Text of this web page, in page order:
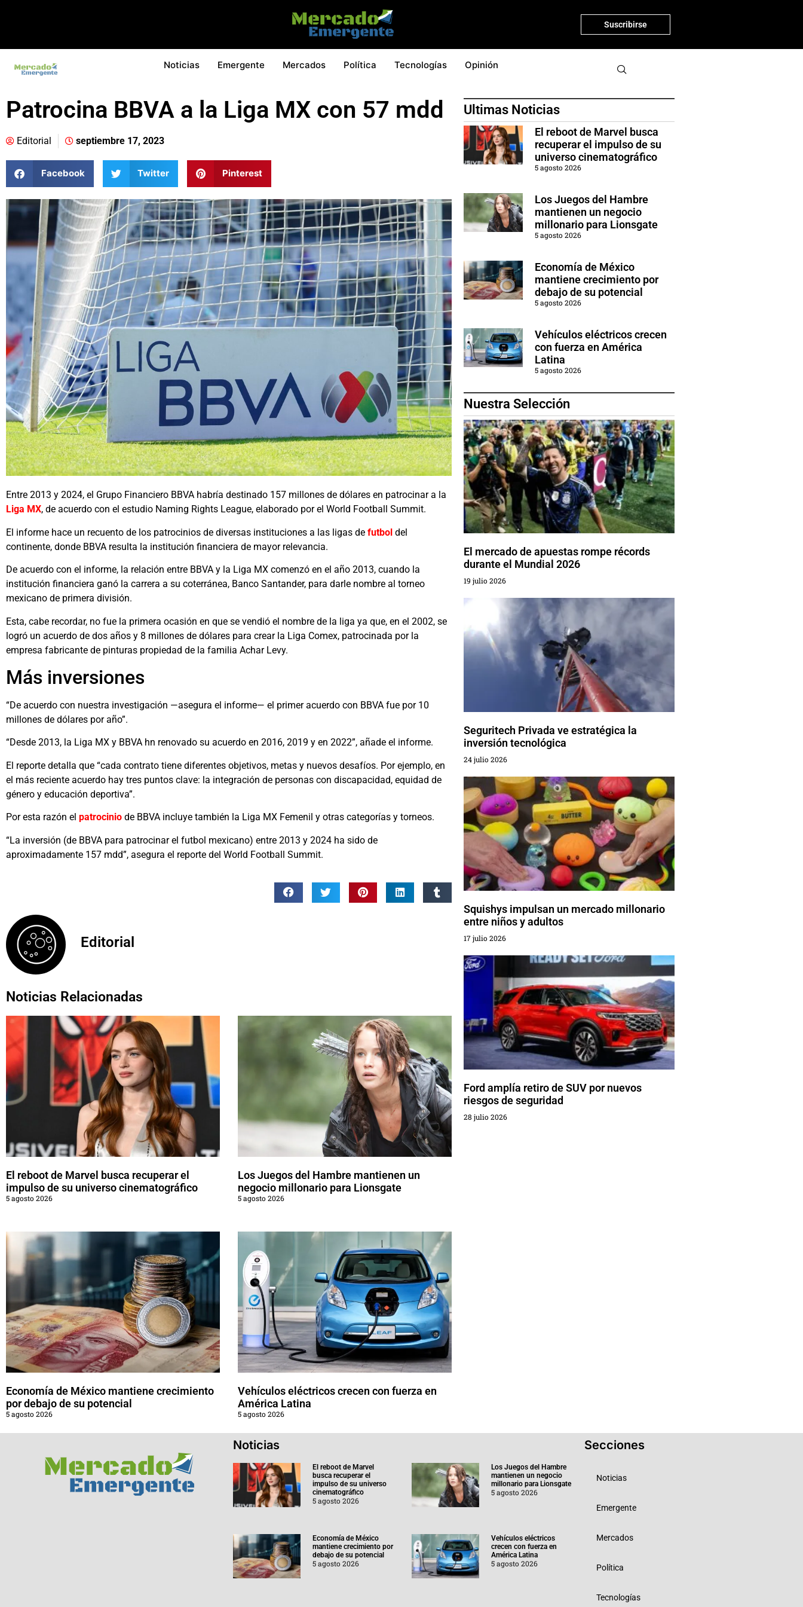
Suscribirse
Noticias Emergente Mercados Política Tecnologías Opinión
Patrocina BBVA a la Liga MX con 57 mdd
Editorial septiembre 17, 2023
Facebook Twitter Pinterest
Entre 2013 y 2024, el Grupo Financiero BBVA habría destinado 157 millones de dólares en patrocinar a la
Liga MX, de acuerdo con el estudio Naming Rights League, elaborado por el World Football Summit.
El informe hace un recuento de los patrocinios de diversas instituciones a las ligas de futbol del
continente, donde BBVA resulta la institución financiera de mayor relevancia.
De acuerdo con el informe, la relación entre BBVA y la Liga MX comenzó en el año 2013, cuando la
institución financiera ganó la carrera a su coterránea, Banco Santander, para darle nombre al torneo
mexicano de primera división.
Esta, cabe recordar, no fue la primera ocasión en que se vendió el nombre de la liga ya que, en el 2002, se
logró un acuerdo de dos años y 8 millones de dólares para crear la Liga Comex, patrocinada por la
empresa fabricante de pinturas propiedad de la familia Achar Levy.
Más inversiones
“De acuerdo con nuestra investigación —asegura el informe— el primer acuerdo con BBVA fue por 10
millones de dólares por año”.
“Desde 2013, la Liga MX y BBVA hn renovado su acuerdo en 2016, 2019 y en 2022”, añade el informe.
El reporte detalla que “cada contrato tiene diferentes objetivos, metas y nuevos desafíos. Por ejemplo, en
el más reciente acuerdo hay tres puntos clave: la integración de personas con discapacidad, equidad de
género y educación deportiva”.
Por esta razón el patrocinio de BBVA incluye también la Liga MX Femenil y otras categorías y torneos.
“La inversión (de BBVA para patrocinar el futbol mexicano) entre 2013 y 2024 ha sido de
aproximadamente 157 mdd”, asegura el reporte del World Football Summit.
Editorial
Noticias Relacionadas
El reboot de Marvel busca recuperar el
impulso de su universo cinematográfico
5 agosto 2026
Los Juegos del Hambre mantienen un
negocio millonario para Lionsgate
5 agosto 2026
Economía de México mantiene crecimiento
por debajo de su potencial
5 agosto 2026
Vehículos eléctricos crecen con fuerza en
América Latina
5 agosto 2026
Ultimas Noticias
El reboot de Marvel busca
recuperar el impulso de su
universo cinematográfico
5 agosto 2026
Los Juegos del Hambre
mantienen un negocio
millonario para Lionsgate
5 agosto 2026
Economía de México
mantiene crecimiento por
debajo de su potencial
5 agosto 2026
Vehículos eléctricos crecen
con fuerza en América
Latina
5 agosto 2026
Nuestra Selección
El mercado de apuestas rompe récords
durante el Mundial 2026
19 julio 2026
Seguritech Privada ve estratégica la
inversión tecnológica
24 julio 2026
Squishys impulsan un mercado millonario
entre niños y adultos
17 julio 2026
Ford amplía retiro de SUV por nuevos
riesgos de seguridad
28 julio 2026
Noticias
El reboot de Marvel
busca recuperar el
impulso de su universo
cinematográfico
5 agosto 2026
Los Juegos del Hambre
mantienen un negocio
millonario para Lionsgate
5 agosto 2026
Economía de México
mantiene crecimiento por
debajo de su potencial
5 agosto 2026
Vehículos eléctricos
crecen con fuerza en
América Latina
5 agosto 2026
Secciones
Noticias
Emergente
Mercados
Política
Tecnologías